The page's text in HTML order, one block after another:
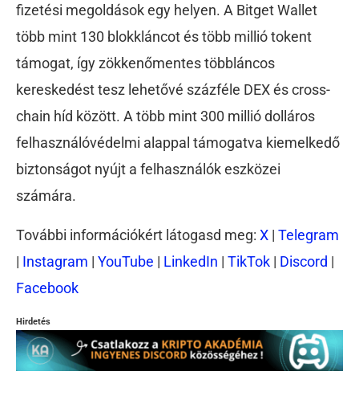
fizetési megoldások egy helyen. A Bitget Wallet
több mint 130 blokkláncot és több millió tokent
támogat, így zökkenőmentes többláncos
kereskedést tesz lehetővé százféle DEX és cross-
chain híd között. A több mint 300 millió dolláros
felhasználóvédelmi alappal támogatva kiemelkedő
biztonságot nyújt a felhasználók eszközei
számára.
További információkért látogasd meg: X | Telegram
| Instagram | YouTube | LinkedIn | TikTok | Discord |
Facebook
Hirdetés